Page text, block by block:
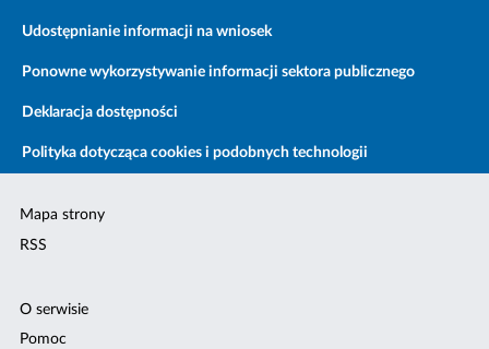
Udostępnianie informacji na wniosek
Ponowne wykorzystywanie informacji sektora publicznego
Deklaracja dostępności
Polityka dotycząca cookies i podobnych technologii
Mapa strony
RSS
O serwisie
Pomoc